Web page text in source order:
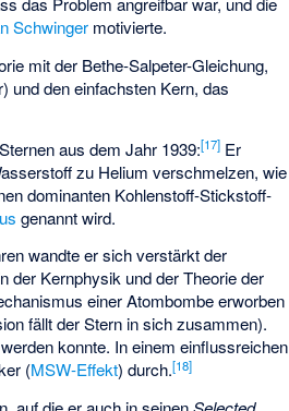
Schwinger motivierte.
mit der Bethe-Salpeter-Gleichung,
und den einfachsten Kern, das
aus dem Jahr 1939:[17] Er
zu Helium verschmelzen, wie
dominanten Kohlenstoff-Stickstoff-
genannt wird.
wandte er sich verstärkt der
der Kernphysik und der Theorie der
einer Atombombe erworben
fällt der Stern in sich zusammen).
konnte. In einem einflussreichen
(MSW-Effekt) durch.[18]